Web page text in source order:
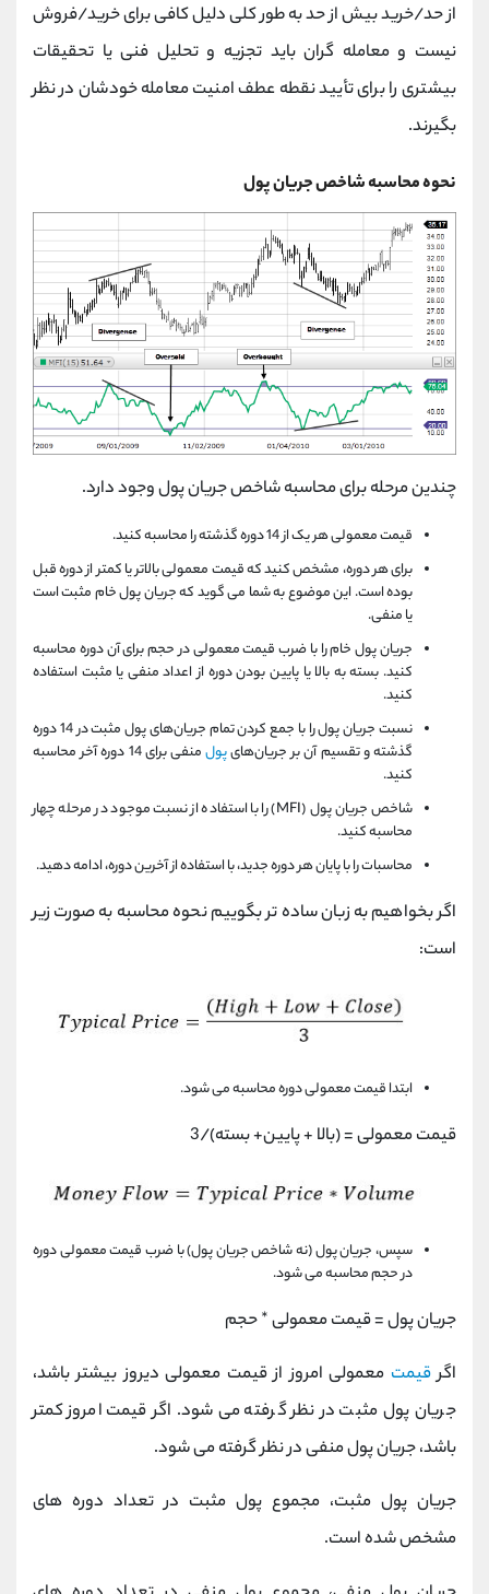
از حد/خرید بیش از حد به طور کلی دلیل کافی برای خرید/فروش
نیست و معامله گران باید تجزیه و تحلیل فنی یا تحقیقات
بیشتری را برای تأیید نقطه عطف امنیت معامله خودشان در نظر
بگیرند.
نحوه محاسبه شاخص جریان پول
چندین مرحله برای محاسبه شاخص جریان پول وجود دارد.
قیمت معمولی هر یک از 14 دوره گذشته را محاسبه کنید.
برای هر دوره، مشخص کنید که قیمت معمولی بالاتر یا کمتر از دوره قبل
بوده است. این موضوع به شما می گوید که جریان پول خام مثبت است
یا منفی.
جریان پول خام را با ضرب قیمت معمولی در حجم برای آن دوره محاسبه
کنید. بسته به بالا یا پایین بودن دوره از اعداد منفی یا مثبت استفاده
کنید.
نسبت جریان پول را با جمع کردن تمام جریان‌های پول مثبت در 14 دوره
گذشته و تقسیم آن بر جریان‌هایپول
منفی برای 14 دوره آخر محاسبه
کنید.
شاخص جریان پول (MFI) را با استفاده از نسبت موجود در مرحله چهار
محاسبه کنید.
محاسبات را با پایان هر دوره جدید، با استفاده از آخرین دوره، ادامه دهید.
اگر بخواهیم به زبان ساده تر بگوییم نحوه محاسبه به صورت زیر
است:
ابتدا قیمت معمولی دوره محاسبه می شود.
قیمت معمولی = (بالا + پایین+ بسته)/3
سپس، جریان پول (نه شاخص جریان پول) با ضرب قیمت معمولی دوره
در حجم محاسبه می شود.
جریان پول = قیمت معمولی * حجم
اگرقیمت معمولی امروز از قیمت معمولی دیروز بیشتر باشد،
جریان پول مثبت در نظر گرفته می شود. اگر قیمت امروز کمتر
باشد، جریان پول منفی در نظر گرفته می شود.
جریان پول مثبت، مجموع پول مثبت در تعداد دوره های
مشخص شده است.